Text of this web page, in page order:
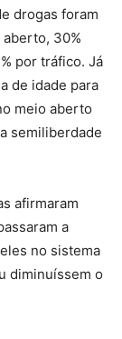
drogas foram
30%
por tráfico. Já
de idade para
meio aberto
semiliberdade
afirmaram
a
no sistema
diminuíssem o